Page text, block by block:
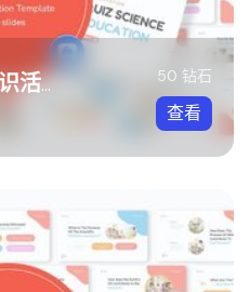
科学教育智力竞赛知识活动Keynote模板
50 钻石
查看